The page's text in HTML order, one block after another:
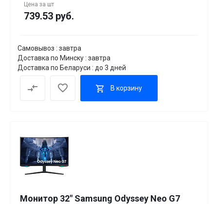
Цена за шт
739.53 руб.
Самовывоз : завтра
Доставка по Минску : завтра
Доставка по Беларуси : до 3 дней
В корзину
Монитор 32" Samsung Odyssey Neo G7